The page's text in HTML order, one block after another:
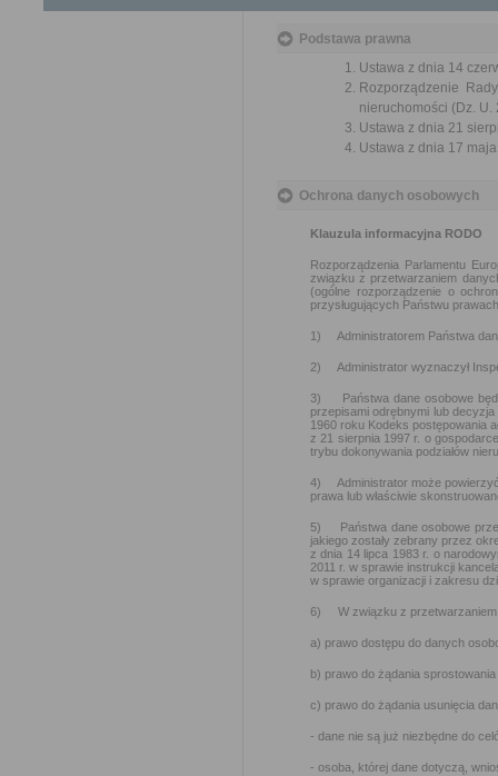
Podstawa prawna
Ustawa z dnia 14
Rozporządzenie
nieruchomości (Dz. U.
Ustawa z dnia 21
Ustawa z dnia 17
Ochrona danych osobowych
Klauzula informacyjna RODO
Rozporządzenia Parlamentu
związku z przetwarzaniem
(ogólne rozporządzenie o
przysługujących Państwu
1) Administratorem Państwa
2) Administrator wyznaczył
3) Państwa dane osobowe będą
przepisami odrębnymi lub
1960 roku Kodeks postępowania
z 21 sierpnia 1997 r. o
trybu dokonywania podziałów
4) Administrator może powierzyć
prawa lub właściwie
5) Państwa dane osobowe
jakiego zostały zebrany przez
z dnia 14 lipca 1983 r. o
2011 r. w sprawie instrukcji
w sprawie organizacji i zakresu
6) W związku z przetwarzaniem
a) prawo dostępu do danych
b) prawo do żądania
c) prawo do żądania usunięcia
- dane nie są już niezbędne do
- osoba, której dane dotyczą,